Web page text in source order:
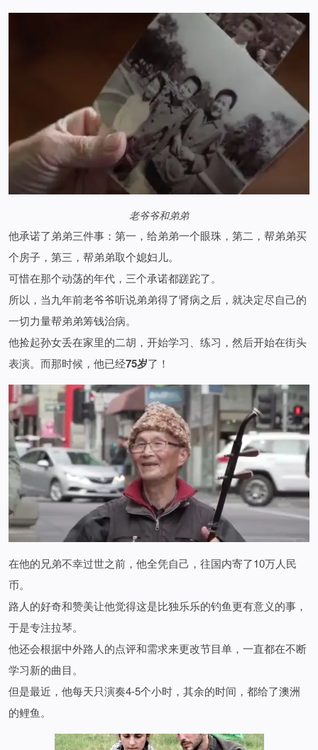
老爷爷和弟弟
他承诺了弟弟三件事：第一，给弟弟一个眼珠，第二，帮弟弟买
个房子，第三，帮弟弟取个媳妇儿。
可惜在那个动荡的年代，三个承诺都蹉跎了。
所以，当九年前老爷爷听说弟弟得了肾病之后，就决定尽自己的
一切力量帮弟弟筹钱治病。
他捡起孙女丢在家里的二胡，开始学习、练习，然后开始在街头
表演。而那时候，他已经75岁了！
在他的兄弟不幸过世之前，他全凭自己，往国内寄了10万人民
币。
路人的好奇和赞美让他觉得这是比独乐乐的钓鱼更有意义的事，
于是专注拉琴。
他还会根据中外路人的点评和需求来更改节目单，一直都在不断
学习新的曲目。
但是最近，他每天只演奏4-5个小时，其余的时间，都给了澳洲
的鲤鱼。